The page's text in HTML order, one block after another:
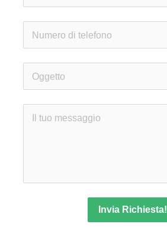
Invia Richiesta!